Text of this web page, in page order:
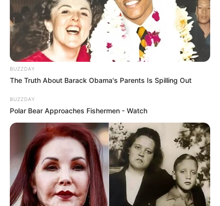
super estilosa? Separe aí o seu jeans sem uso e
acompanhe só este passo a passo incrível para
você arrasar na decoração do seu espaço!
Veja também:
BUZZDAY
The Truth About Barack Obama's Parents Is Spilling Out
BUZZDAY
Polar Bear Approaches Fishermen - Watch